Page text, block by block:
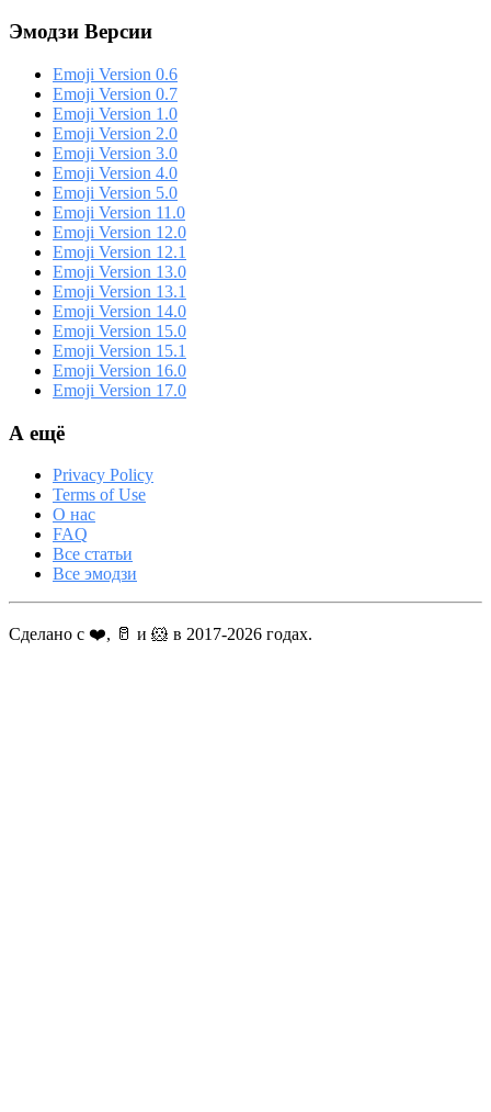
Эмодзи Версии
Emoji Version 0.6
Emoji Version 0.7
Emoji Version 1.0
Emoji Version 2.0
Emoji Version 3.0
Emoji Version 4.0
Emoji Version 5.0
Emoji Version 11.0
Emoji Version 12.0
Emoji Version 12.1
Emoji Version 13.0
Emoji Version 13.1
Emoji Version 14.0
Emoji Version 15.0
Emoji Version 15.1
Emoji Version 16.0
Emoji Version 17.0
А ещё
Privacy Policy
Terms of Use
О нас
FAQ
Все статьи
Все эмодзи
Сделано с ❤️, 🥛 и 🐹 в 2017-2026 годах.